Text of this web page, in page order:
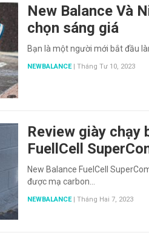
New Balance Và
chọn sáng giá
Bạn là một người mới bắt đầu
NEWBALANCE | Tháng Tư 10, 2023
Review giày chạy
FuellCell
New Balance FuelCell
được mạ carbon…
NEWBALANCE Tháng Hai 7, 2023